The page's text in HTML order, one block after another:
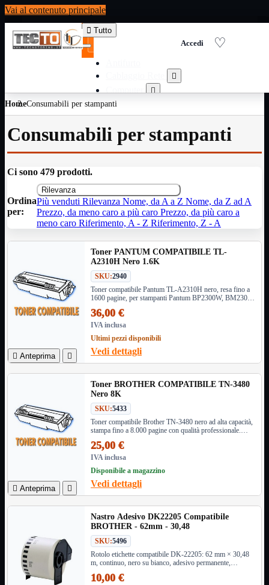
Vai al contenuto principale
 Tutto


Consumabili per stampanti
Domotica
Elettricita 
Informatica
Servizi 
Telefoni 
DomoticaMostra tutti i prodotti
ZigBee
InformaticaMostra tutti i prodotti
Accessori 
Adattatore
Alimentatori
Assemblaggio
Audio
Bay
Box Esterni
Cabinet
Cavi
Contenitori 
Dissipatori
Hard Disk 
Laboratorio
MainBoard 
MediaPlayer
Memorie
Monitor
Mouse 
Networking
HomeConsumabili per stampanti
Consumabili per stampanti
Ci sono 479 prodotti.
Ordina
per:
Rilevanza
Più venduti Rilevanza Nome, da A a Z Nome, da Z ad A
Prezzo, da meno caro a più caro Prezzo, da più caro a
meno caro Riferimento, A - Z Riferimento, Z - A
 Anteprima 
Toner PANTUM COMPATIBILE TL-
A2310H Nero 1.6K
SKU:2940
Toner compatibile Pantum TL-A2310H nero, resa fino a
1600 pagine, per stampanti Pantum BP2300W, BM2300
36,00 €
IVA inclusa
Ultimi pezzi disponibili
Vedi dettagli
 Anteprima 
Toner BROTHER COMPATIBILE TN-3480
Nero 8K
SKU:5433
Toner compatibile Brother TN-3480 nero ad alta capacità,
stampa fino a 8.000 pagine con qualità professionale.
25,00 €
IVA inclusa
Disponibile a magazzino
Vedi dettagli
Nastro Adesivo DK22205 Compatibile
BROTHER - 62mm - 30,48
SKU:5496
Rotolo etichette compatibile DK-22205: 62 mm × 30,48
m, continuo, nero su bianco, adesivo permanente,
500/700/800/1100 ecc.). Perfetto per ufficio e magazzino.
10,00 €